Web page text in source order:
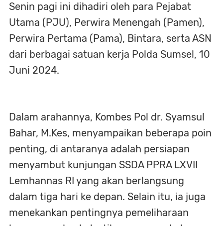
Senin pagi ini dihadiri oleh para Pejabat
Utama (PJU), Perwira Menengah (Pamen),
Perwira Pertama (Pama), Bintara, serta ASN
dari berbagai satuan kerja Polda Sumsel, 10
Juni 2024.
Dalam arahannya, Kombes Pol dr. Syamsul
Bahar, M.Kes, menyampaikan beberapa poin
penting, di antaranya adalah persiapan
menyambut kunjungan SSDA PPRA LXVII
Lemhannas RI yang akan berlangsung
dalam tiga hari ke depan. Selain itu, ia juga
menekankan pentingnya pemeliharaan